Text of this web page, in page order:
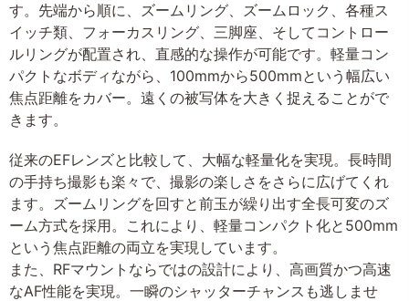
す。先端から順に、ズームリング、ズームロック、各種ス
イッチ類、フォーカスリング、三脚座、そしてコントロー
ルリングが配置され、直感的な操作が可能です。軽量コン
パクトなボディながら、100mmから500mmという幅広い
焦点距離をカバー。遠くの被写体を大きく捉えることがで
きます。
従来のEFレンズと比較して、大幅な軽量化を実現。長時間
の手持ち撮影も楽々で、撮影の楽しさをさらに広げてくれ
ます。ズームリングを回すと前玉が繰り出す全長可変のズ
ーム方式を採用。これにより、軽量コンパクト化と500mm
という焦点距離の両立を実現しています。
また、RFマウントならではの設計により、高画質かつ高速
なAF性能を実現。一瞬のシャッターチャンスも逃しませ